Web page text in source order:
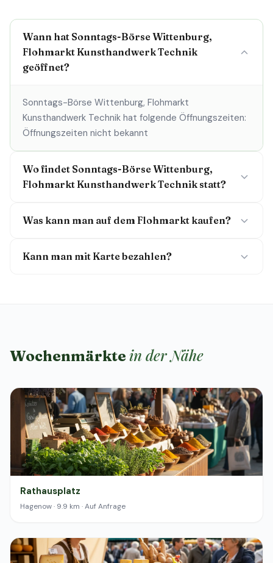
Wann hat Sonntags-Börse Wittenburg,
Flohmarkt Kunsthandwerk Technik
geöffnet?
Sonntags-Börse Wittenburg, Flohmarkt
Kunsthandwerk Technik hat folgende Öffnungszeiten:
Öffnungszeiten nicht bekannt
Wo findet Sonntags-Börse Wittenburg,
Flohmarkt Kunsthandwerk Technik statt?
Was kann man auf dem Flohmarkt kaufen?
Kann man mit Karte bezahlen?
Wochenmärkte in der Nähe
Rathausplatz
Hagenow · 9.9 km · Auf Anfrage